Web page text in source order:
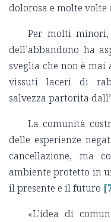
dolorosa e molte
Per molti
dell’abbandono ha
sveglia che non è
vissuti laceri di
salvezza partorita
La comunità
delle esperienze
cancellazione, ma
ambiente protetto in
il presente e il futuro
«L’idea di